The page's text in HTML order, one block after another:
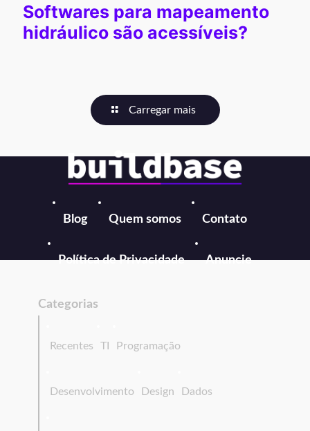
Softwares para mapeamento
hidráulico são acessíveis?
Carregar mais
Blog Quem somos Contato
Política de Privacidade Anuncie
Categorias
Recentes TI Programação
Desenvolvimento Design Dados